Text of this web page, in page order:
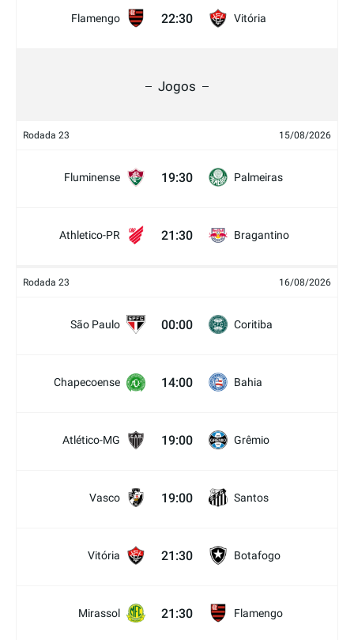
Flamengo 22:30 Vitória
Jogos
Rodada 23 15/08/2026
Fluminense 19:30 Palmeiras
Athletico-PR 21:30 Bragantino
Rodada 23 16/08/2026
São Paulo 00:00 Coritiba
Chapecoense 14:00 Bahia
Atlético-MG 19:00 Grêmio
Vasco 19:00 Santos
Vitória 21:30 Botafogo
Mirassol 21:30 Flamengo